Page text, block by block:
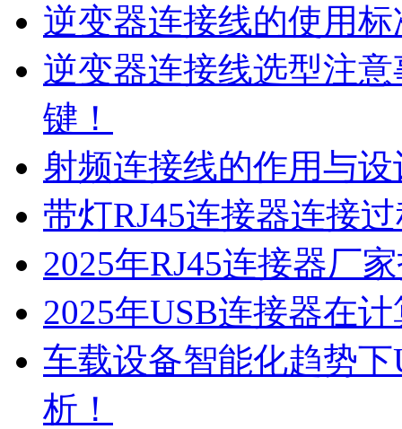
逆变器连接线的使用
逆变器连接线选型注
键！
射频连接线的作用与
带灯RJ45连接器连接
2025年RJ45连接器厂
2025年USB连接器在
车载设备智能化趋势
析！